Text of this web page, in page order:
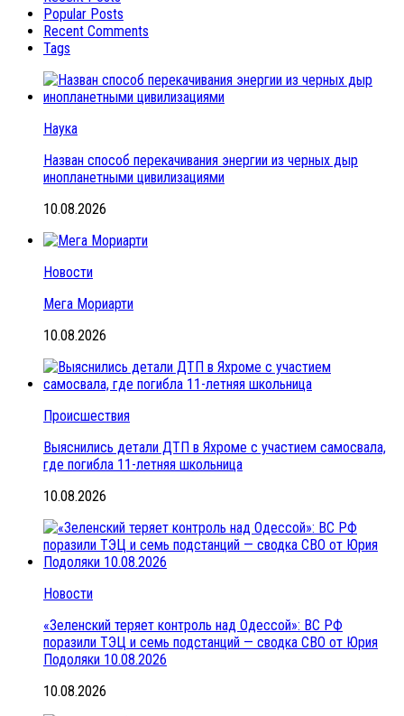
Popular Posts
Recent Comments
Tags
Наука
Назван способ перекачивания энергии из черных дыр
инопланетными цивилизациями
10.08.2026
Новости
Мега Мориарти
10.08.2026
Происшествия
Выяснились детали ДТП в Яхроме с участием самосвала,
где погибла 11-летняя школьница
10.08.2026
Новости
«Зеленский теряет контроль над Одессой»: ВС РФ
поразили ТЭЦ и семь подстанций — сводка СВО от Юрия
Подоляки 10.08.2026
10.08.2026